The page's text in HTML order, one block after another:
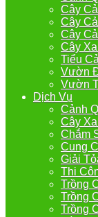
Cây
Cây
Cây
Cây
Tiểu
Vườn
Vườn
Dịch Vụ
Cảnh
Cây
Chắm
Cung
Giải
Thi
Trồng
Trồng
Trồng